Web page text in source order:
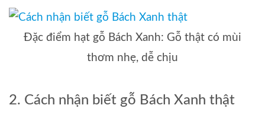
Đặc điểm hạt gỗ Bách Xanh: Gỗ thật có mùi
thơm nhẹ, dễ chịu
2. Cách nhận biết gỗ Bách Xanh thật